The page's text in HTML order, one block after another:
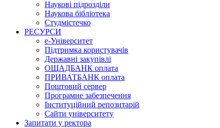
Наукові підрозділи
Наукова бібліотека
Студмістечко
РЕСУРСИ
е-Університет
Підтримка користувачів
Державні закупівлі
ОЩАДБАНК оплата
ПРИВАТБАНК оплата
Поштовий сервер
Програмне забезпечення
Інституційний репозитарій
Сайти університету
Запитати у ректора